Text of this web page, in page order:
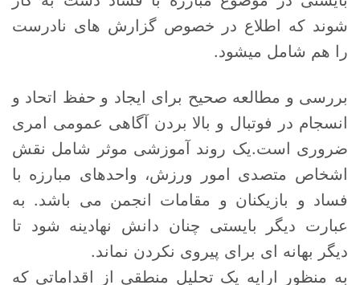
شوند که اطلاع در خصوص گزارش های نادرست
را هم شامل میشود.
بررسی و مطالعه صحیح برای ایجاد و حفظ اتحاد و
انسجام در فوتبال و بالا بردن آگاهی عمومی امری
ضروری است.یک روند آموزشی موثر شامل نقش
اشخاص متصدی امور ورزش، واحدهای مبارزه با
فساد و بازیکنان و مقامات انجمن می باشد. به
عبارت دیگر بایستی چنان دانش نهادینه شود تا
دیگر بهانه ای برای پیروی نکردن نماند.
به منظور ارایه یک تحلیل منطقی از اقداماتی که